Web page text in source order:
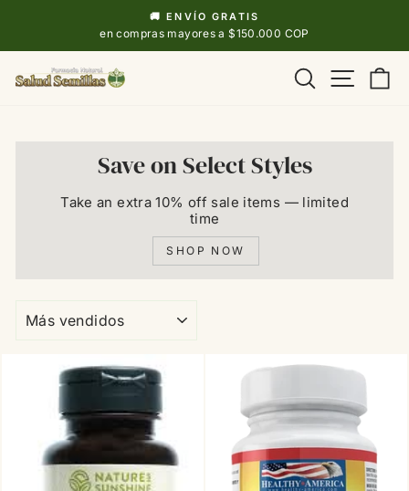
al
contenido
diapositivas
pausa
🚚 ENVÍO GRATIS
en compras mayores a $150.000 COP
Buscar
Save on Select Styles
Take an extra 10% off sale items — limited
time
SHOP NOW